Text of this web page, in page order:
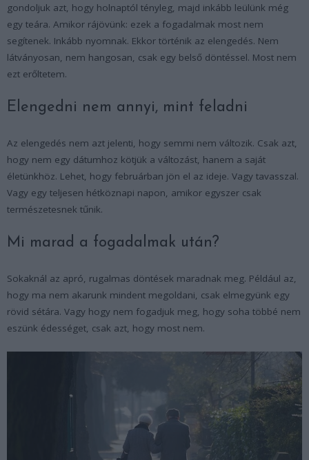
gondoljuk azt, hogy holnaptól tényleg, majd inkább leülünk még
egy teára. Amikor rájövünk: ezek a fogadalmak most nem
segítenek. Inkább nyomnak. Ekkor történik az elengedés. Nem
látványosan, nem hangosan, csak egy belső döntéssel. Most nem
ezt erőltetem.
Elengedni nem annyi, mint feladni
Az elengedés nem azt jelenti, hogy semmi nem változik. Csak azt,
hogy nem egy dátumhoz kötjük a változást, hanem a saját
életünkhöz. Lehet, hogy februárban jön el az ideje. Vagy tavasszal.
Vagy egy teljesen hétköznapi napon, amikor egyszer csak
természetesnek tűnik.
Mi marad a fogadalmak után?
Sokaknál az apró, rugalmas döntések maradnak meg. Például az,
hogy ma nem akarunk mindent megoldani, csak elmegyünk egy
rövid sétára. Vagy hogy nem fogadjuk meg, hogy soha többé nem
eszünk édességet, csak azt, hogy most nem.